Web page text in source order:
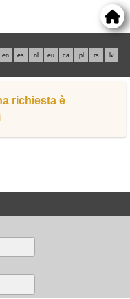
en es nl eu ca pl rs lv
richiesta è